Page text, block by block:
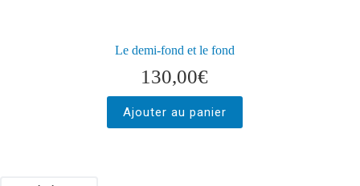
Le demi-fond et le fond
130,00€
Ajouter au panier